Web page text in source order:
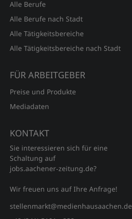
Alle Berufe
Alle Berufe nach Stadt
Alle Tätigkeitsbereiche
Alle Tätigkeitsbereiche nach Stadt
FÜR ARBEITGEBER
Preise und Produkte
Mediadaten
KONTAKT
Sie interessieren sich für eine
Schaltung auf
jobs.aachener‑zeitung.de?
Wir freuen uns auf Ihre Anfrage!
stellenmarkt@medienhausaachen.de